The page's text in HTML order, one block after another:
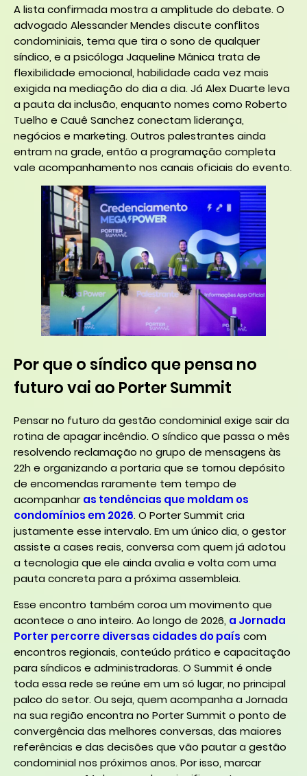
A lista confirmada mostra a amplitude do debate. O
advogado Alessander Mendes discute conflitos
condominiais, tema que tira o sono de qualquer
síndico, e a psicóloga Jaqueline Mânica trata de
flexibilidade emocional, habilidade cada vez mais
exigida na mediação do dia a dia. Já Alex Duarte leva
a pauta da inclusão, enquanto nomes como Roberto
Tuelho e Cauê Sanchez conectam liderança,
negócios e marketing. Outros palestrantes ainda
entram na grade, então a programação completa
vale acompanhamento nos canais oficiais do evento.
Por que o síndico que pensa no
futuro vai ao Porter Summit
Pensar no futuro da gestão condominial exige sair da
rotina de apagar incêndio. O síndico que passa o mês
resolvendo reclamação no grupo de mensagens às
22h e organizando a portaria que se tornou depósito
de encomendas raramente tem tempo de
acompanharas tendências que moldam os
condomínios em 2026. O Porter Summit cria
justamente esse intervalo. Em um único dia, o gestor
assiste a cases reais, conversa com quem já adotou
a tecnologia que ele ainda avalia e volta com uma
pauta concreta para a próxima assembleia.
Esse encontro também coroa um movimento que
acontece o ano inteiro. Ao longo de 2026, a Jornada
Porter percorre diversas cidades do país com
encontros regionais, conteúdo prático e capacitação
para síndicos e administradoras. O Summit é onde
toda essa rede se reúne em um só lugar, no principal
palco do setor. Ou seja, quem acompanha a Jornada
na sua região encontra no Porter Summit o ponto de
convergência das melhores conversas, das maiores
referências e das decisões que vão pautar a gestão
condominial nos próximos anos. Por isso, marcar